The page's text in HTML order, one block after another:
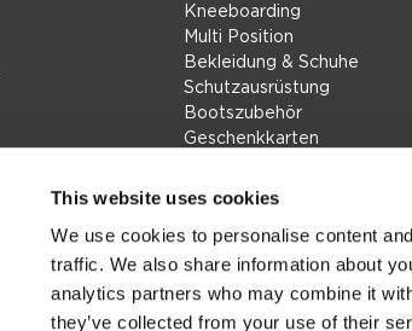
This website uses cookies
We use cookies to personalise content
traffic. We also share information about
analytics partners who may combine it
they’ve collected from your use of their
Kneeboarding
Multi Position
Bekleidung & Schuhe
Schutzausrüstung
Bootszubehör
Geschenkkarten
Collaborations
SALE
Mix & Match
Ersatzteile